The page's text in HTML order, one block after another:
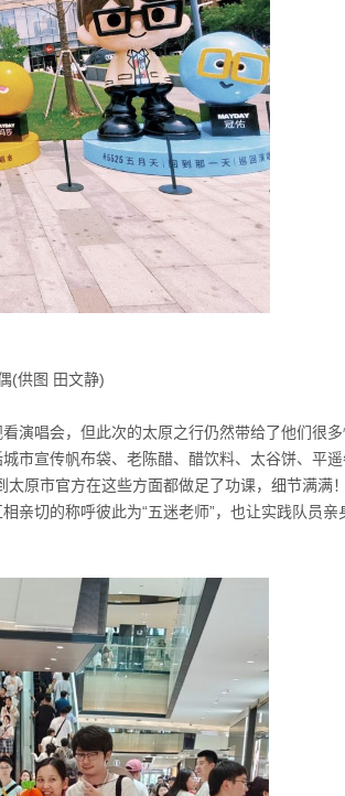
(供图 田文静)
演唱会，但此次的太原之行仍然带给了他们很
市宣传帆布袋、老陈醋、醋饮料、太谷饼、平
原市官方在这些方面都做足了功课，细节满满
亲切的称呼彼此为“五迷老师”，也让实践队员亲